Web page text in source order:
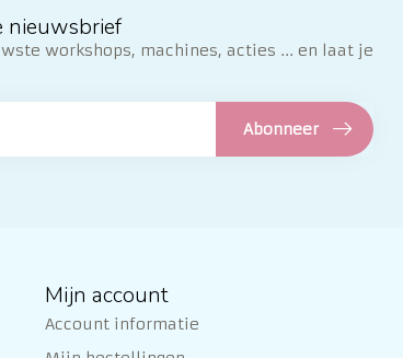
nieuwsbrief
workshops, machines, acties ... en laat je
Abonneer
Mijn account
Account informatie